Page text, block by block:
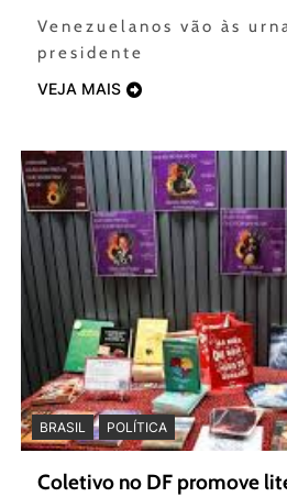
Venezuelanos vão às
presidente
VEJA MAIS
BRASIL POLÍTICA
Coletivo no DF promove